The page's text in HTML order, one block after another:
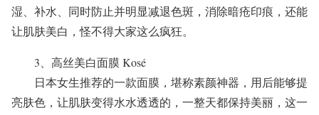
湿、补水、同时防止并明显减退色斑，消除暗疮印痕，还能
让肌肤美白，怪不得大家这么疯狂。
3、高丝美白面膜 Kosé
日本女生推荐的一款面膜，堪称素颜神器，用后能够提
亮肤色，让肌肤变得水水透透的，一整天都保持美丽，这一